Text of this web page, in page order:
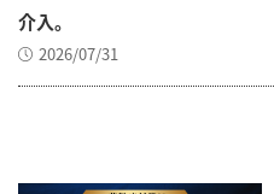
介入。
2026/07/31